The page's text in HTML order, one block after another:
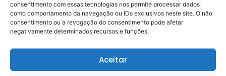
consentimento com essas tecnologias nos permite processar dados
como comportamento da navegação ou IDs exclusivos neste site. O não
consentimento ou a revogação do consentimento pode afetar
negativamente determinados recursos e funções.
Aceitar
Ponta Negra, a Praia de Cotovelo é o refúgio perfeito
para quem busca paz e natureza. Um Oásis de